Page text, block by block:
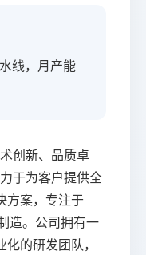
线，月产能
创新、品质卓
于为客户提供全
方案，专注于
造。公司拥有一
的研发团队，